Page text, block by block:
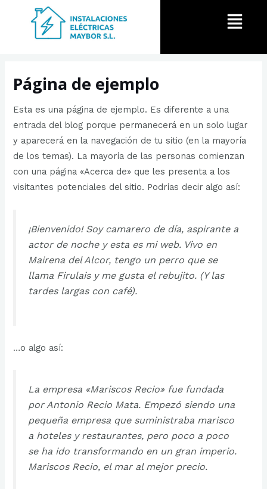
Menú
Página de ejemplo
Esta es una página de ejemplo. Es diferente a una
entrada del blog porque permanecerá en un solo lugar
y aparecerá en la navegación de tu sitio (en la mayoría
de los temas). La mayoría de las personas comienzan
con una página «Acerca de» que les presenta a los
visitantes potenciales del sitio. Podrías decir algo así:
¡Bienvenido! Soy camarero de día, aspirante a
actor de noche y esta es mi web. Vivo en
Mairena del Alcor, tengo un perro que se
llama Firulais y me gusta el rebujito. (Y las
tardes largas con café).
…o algo así:
La empresa «Mariscos Recio» fue fundada
por Antonio Recio Mata. Empezó siendo una
pequeña empresa que suministraba marisco
a hoteles y restaurantes, pero poco a poco
se ha ido transformando en un gran imperio.
Mariscos Recio, el mar al mejor precio.